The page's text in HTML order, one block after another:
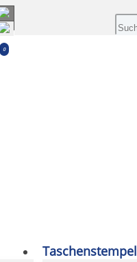
0
Taschenstempel